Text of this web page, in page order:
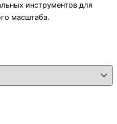
инструментов для
масштаба.